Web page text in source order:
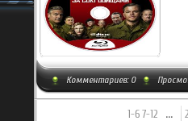
Комментариев: 0
1-6 7-12 ...